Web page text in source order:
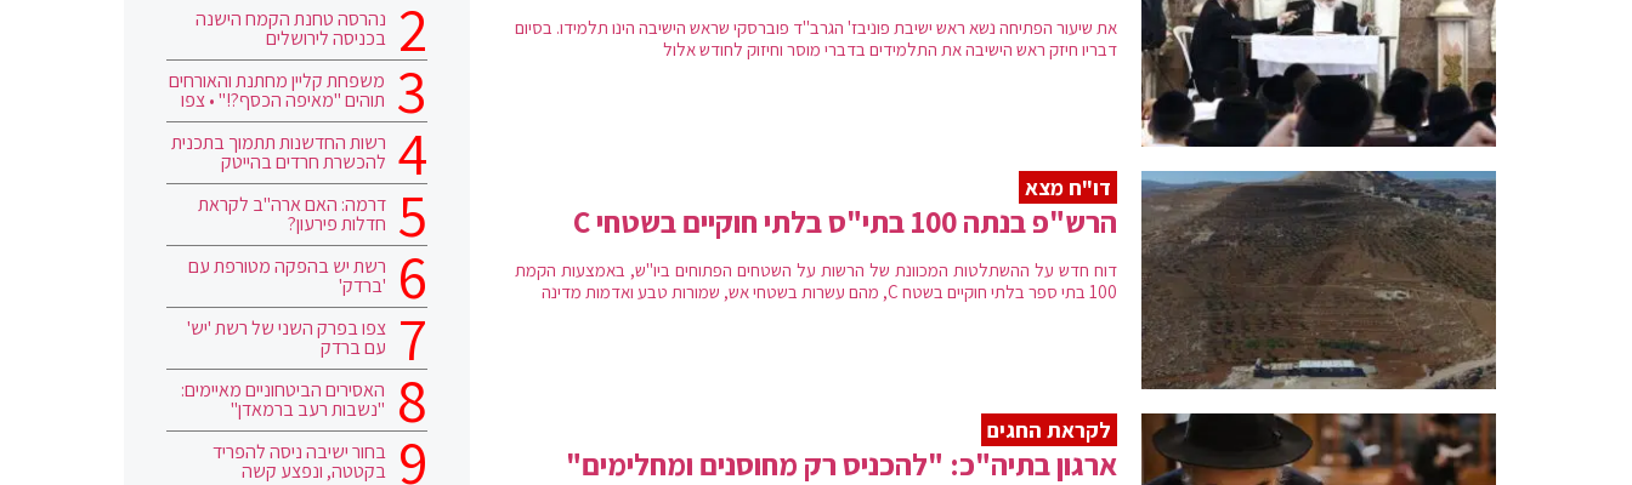
את שיעור הפתיחה נשא ראש ישיבת פוניבז' הגרב"ד פוברסקי שראש הישיבה הינו תלמידו. בסיום
דבריו חיזק ראש הישיבה את התלמידים בדברי מוסר וחיזוק לחודש אלול
דו"ח מצא
הרש"פ בנתה 100 בתי"ס בלתי חוקיים בשטחי C
דוח חדש על ההשתלטות המכוונת של הרשות על השטחים הפתוחים ביו"ש, באמצעות הקמת
100 בתי ספר בלתי חוקיים בשטח C, מהם עשרות בשטחי אש, שמורות טבע ואדמות מדינה
לקראת החגים
ארגון בתיה"כ: "להכניס רק מחוסנים ומחלימים"
נהרסה טחנת הקמח הישנה
בכניסה לירושלים
משפחת קליין מחתנת והאורחים
תוהים "מאיפה הכסף?!" • צפו
רשות החדשנות תתמוך בתכנית
להכשרת חרדים בהייטק
דרמה: האם ארה"ב לקראת
חדלות פירעון?
רשת יש בהפקה מטורפת עם
'ברדק'
צפו בפרק השני של רשת 'יש'
עם ברדק
האסירים הביטחוניים מאיימים:
"נשבות רעב ברמאדן"
בחור ישיבה ניסה להפריד
בקטטה, ונפצע קשה